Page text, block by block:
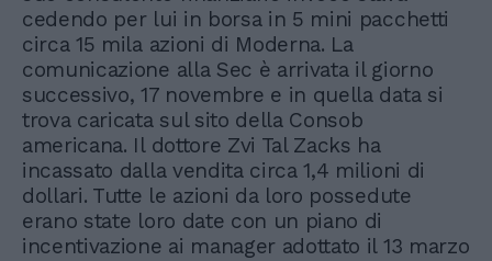
cedendo per lui in borsa in 5 mini pacchetti
circa 15 mila azioni di Moderna. La
comunicazione alla Sec è arrivata il giorno
successivo, 17 novembre e in quella data si
trova caricata sul sito della Consob
americana. Il dottore Zvi Tal Zacks ha
incassato dalla vendita circa 1,4 milioni di
dollari. Tutte le azioni da loro possedute
erano state loro date con un piano di
incentivazione ai manager adottato il 13 marzo